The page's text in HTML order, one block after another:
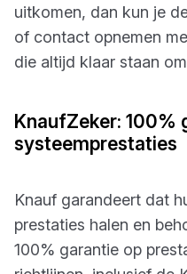
uitkomen, dan kun je
of contact opnemen
die altijd klaar staan
KnaufZeker: 100%
systeemprestaties
Knauf garandeert dat
prestaties halen en
100% garantie op